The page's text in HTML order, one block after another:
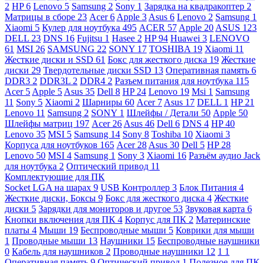
2 HP6 Lenovo 5 Samsung 2 Sony 1 Зарядка на квадракоптер 2
Матрицы в сборе 23 Acer6 Apple 3 Asus 6 Lenovo 2 Samsung 1
Xiaomi 5 Кулер для ноутбука 495 ACER 57 Apple 20 ASUS 123
DELL 23 DNS 16 Fujitsu 1 Hasee 2 HP94 Huawei 3 LENOVO
61 MSI 26 SAMSUNG 22 SONY 17 TOSHIBA 19 Xiaomi 11
Жесткие диски и SSD 61 Бокс для жесткого диска 19 Жесткие
диски 29 Твердотельные диски SSD 13 Оперативная память 6
DDR3 2 DDR3L 2 DDR4 2 Разъем питания для ноутбука 115
Acer 5 Apple 5 Asus 35 Dell 8 HP 24 Lenovo 19 Msi 1 Samsung
11 Sony 5 Xiaomi 2 Шарниры 60 Acer 7 Asus 17 DELL 1 HP 21
Lenovo 11 Samsung 2 SONY 1 Шлейфы / Детали 50 Apple 50
Шлейфы матриц 197 Acer 26 Asus 46 Dell 6 DNS 4 HP40
Lenovo 35 MSI 5 Samsung 14 Sony 8 Toshiba 10 Xiaomi 3
Корпуса для ноутбуков 165 Acer 28 Asus 30 Dell 5 HP 28
Lenovo 50 MSI 4 Samsung 1 Sony 3 Xiaomi 16 Разъём аудио Jack
для ноутбука 2 Оптический привод 11
Комплектующие для ПК
Socket LGA на шарах 9 USB Контроллер 3 Блок Питания 4
Жесткие диски, Боксы 9 Бокс для жесткого диска 4 Жесткие
диски 5 Зарядки для мониторов и другое 53 Звуковая карта 6
Кнопки включения для ПК 4 Корпус для ПК 2 Материнские
платы 4 Мыши 19 Беспроводные мыши 5 Коврики для мыши
1 Проводные мыши 13 Наушники 15 Беспроводные наушники
0 Кабель для наушников 2 Проводные наушники 12 1 1